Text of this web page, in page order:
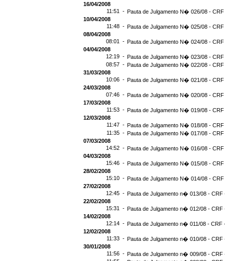
16/04/2008
11:51 - Pauta de Julgamento N� 026/08 - CRF
10/04/2008
11:48 - Pauta de Julgamento N� 025/08 - CRF
08/04/2008
08:01 - Pauta de Julgamento N� 024/08 - CRF
04/04/2008
12:19 - Pauta de Julgamento N� 023/08 - CRF
08:57 - Pauta de Julgamento N� 022/08 - CRF
31/03/2008
10:06 - Pauta de Julgamento N� 021/08 - CRF
24/03/2008
07:46 - Pauta de Julgamento N� 020/08 - CRF
17/03/2008
11:53 - Pauta de Julgamento N� 019/08 - CRF
12/03/2008
11:47 - Pauta de Julgamento N� 018/08 - CRF
11:35 - Pauta de Julgamento N� 017/08 - CRF
07/03/2008
14:52 - Pauta de Julgamento N� 016/08 - CRF
04/03/2008
15:46 - Pauta de Julgamento N� 015/08 - CRF
28/02/2008
15:10 - Pauta de Julgamento N� 014/08 - CRF
27/02/2008
12:45 - Pauta de Julgamento n� 013/08 - CRF
22/02/2008
15:31 - Pauta de Julgamento n� 012/08 - CRF
14/02/2008
12:14 - Pauta de Julgamento n� 011/08 - CRF
12/02/2008
11:33 - Pauta de Julgamento n� 010/08 - CRF
30/01/2008
11:56 - Pauta de Julgamento n� 009/08 - CRF